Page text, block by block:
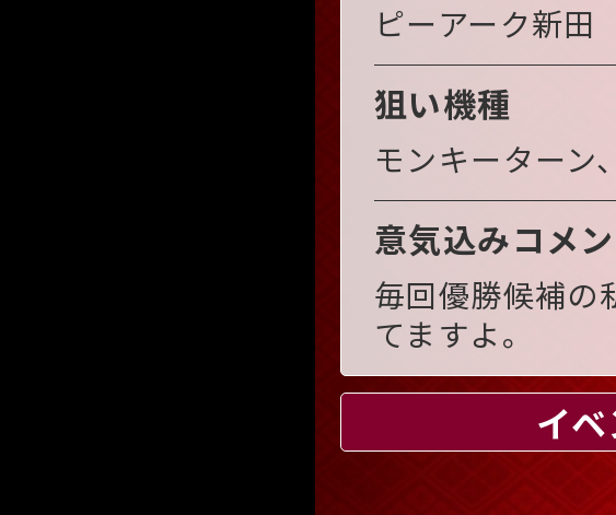
ピーアーク新田
狙い機種
モンキーターン
意気込みコメ
毎回優勝候補の
てますよ。
イ